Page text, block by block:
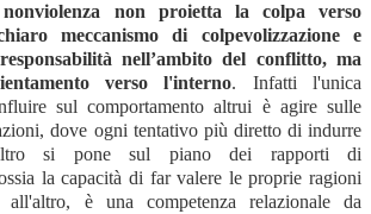
non proietta la colpa verso
meccanismo di colpevolizzazione e
nell’ambito del conflitto, ma
verso l'interno. Infatti l'unica
sul comportamento altrui è agire sulle
dove ogni tentativo più diretto di indurre
si pone sul piano dei rapporti di
la capacità di far valere le proprie ragioni
è una competenza relazionale da